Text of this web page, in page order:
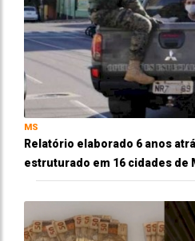
MS
Relatório elaborado 6 anos
estruturado em 16 cidades de